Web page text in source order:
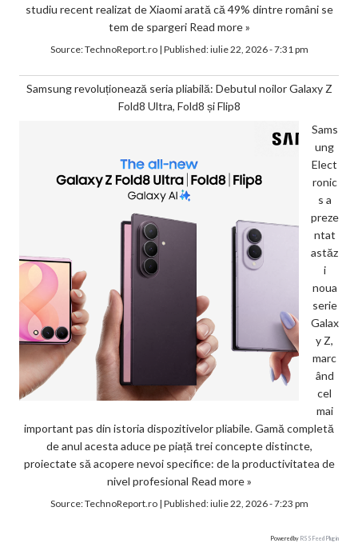
studiu recent realizat de Xiaomi arată că 49% dintre români se
tem de spargeri Read more »
Source:TechnoReport.ro| Published:iulie 22, 2026 - 7:31 pm
Samsung revoluționează seria pliabilă: Debutul noilor Galaxy Z
Fold8 Ultra, Fold8 și Flip8
Sams
ung
Elect
ronic
s a
preze
ntat
astăz
i
noua
serie
Galax
y Z,
marc
ând
cel
mai
important pas din istoria dispozitivelor pliabile. Gamă completă
de anul acesta aduce pe piață trei concepte distincte,
proiectate să acopere nevoi specifice: de la productivitatea de
nivel profesional Read more »
Source:TechnoReport.ro| Published:iulie 22, 2026 - 7:23 pm
Powered by RSS Feed Plugin